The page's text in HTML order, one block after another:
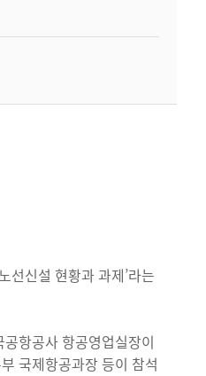
선신설 현황과 과제’라는
항공사 항공영업실장이
국제항공과장 등이 참석